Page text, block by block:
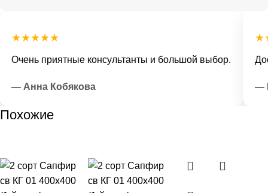
★★★★★
Очень приятные консультанты и большой выбор.
— Анна Кобякова —
Похожие